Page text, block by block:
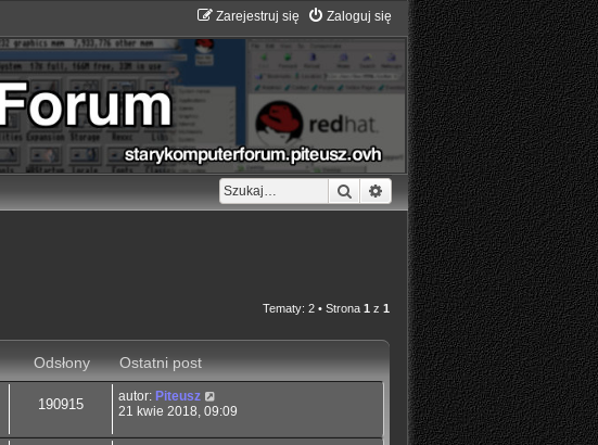
Zaloguj się
Zarejestruj się
Szukaj Wyszukiwanie zaawansowane
Tematy: 2 • Strona 1 z 1
Odsłony
Ostatni post
190915 autor: Piteusz
21 kwie 2018, 09:09